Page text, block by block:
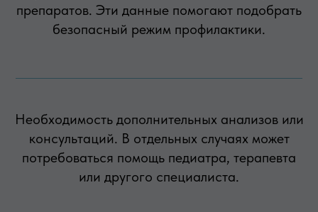
препаратов. Эти данные помогают подобрать
безопасный режим профилактики.
Необходимость дополнительных анализов или
консультаций. В отдельных случаях может
потребоваться помощь педиатра, терапевта
или другого специалиста.